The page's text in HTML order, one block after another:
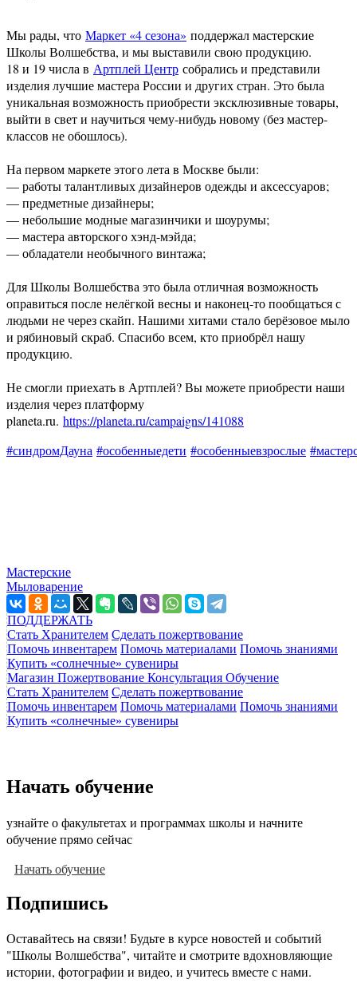
Мы рады, что Маркет «4 сезона» поддержал мастерские
Школы Волшебства, и мы выставили свою продукцию.
18 и 19 числа в Артплей Центр собрались и представили
изделия лучшие мастера России и других стран. Это была
уникальная возможность приобрести эксклюзивные товары,
выйти в свет и научиться чему-нибудь новому (без мастер-
классов не обошлось).
На первом маркете этого лета в Москве были:
— работы талантливых дизайнеров одежды и аксессуаров;
— предметные дизайнеры;
— небольшие модные магазинчики и шоурумы;
— мастера авторского хэнд-мэйда;
— обладатели необычного винтажа;
Для Школы Волшебства это была отличная возможность
оправиться после нелёгкой весны и наконец-то пообщаться с
людьми не через скайп. Нашими хитами стало берёзовое мыло
и рябиновый скраб. Спасибо всем, кто приобрёл нашу
продукцию.
Не смогли приехать в Артплей? Вы можете приобрести наши
изделия через платформу
planeta.ru. https://planeta.ru/campaigns/141088
#синдромДауна #особенныедети #особенныевзрослые
Мастерские
Мыловарение
ПОДДЕРЖАТЬ
Стать Хранителем Сделать пожертвование
Помочь инвентарем Помочь материалами Помочь знаниями
Купить «солнечные» сувениры
Магазин Пожертвование Консультация Обучение
Стать Хранителем Сделать пожертвование
Помочь инвентарем Помочь материалами Помочь знаниями
Купить «солнечные» сувениры
Начать обучение
узнайте о факультетах и программах школы и начните
обучение прямо сейчас
Начать обучение
Подпишись
Оставайтесь на связи! Будьте в курсе новостей и событий
"Школы Волшебства", читайте и смотрите вдохновляющие
истории, фотографии и видео, и учитесь вместе с нами.